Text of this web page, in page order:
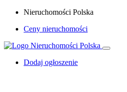
Nieruchomości Polska
Ceny nieruchomości
Dodaj ogłoszenie